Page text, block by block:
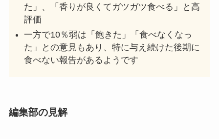
た」、「香りが良くてガツガツ食べる」と高
評価
一方で10％弱は「飽きた」「食べなくなっ
た」との意見もあり、特に与え続けた後期に
食べない報告があるようです
編集部の見解